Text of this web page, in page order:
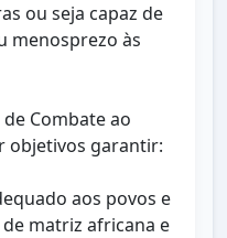
ou seja capaz de
menosprezo às
Combate ao
objetivos garantir:
aos povos e
matriz africana e